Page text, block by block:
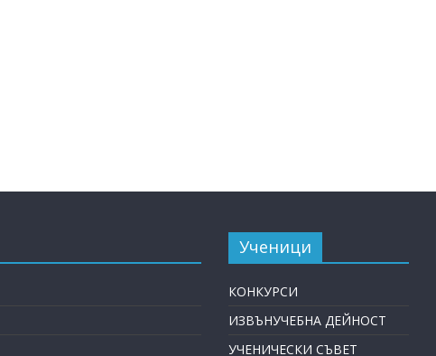
Ученици
КОНКУРСИ
ИЗВЪНУЧЕБНА ДЕЙНОСТ
УЧЕНИЧЕСКИ СЪВЕТ